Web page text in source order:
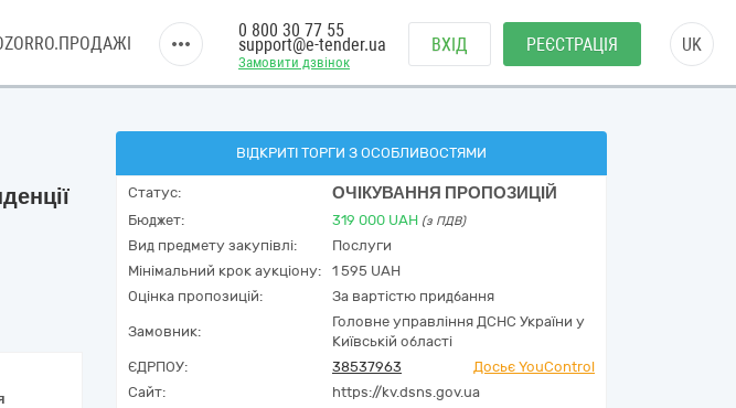
Замовити дзвінок
0 800 30 77 55
support@e-tender.ua ВХІД РЕЄСТРАЦІЯ UK
ВІДКРИТІ ТОРГИ З ОСОБЛИВОСТЯМИ
Статус: ОЧІКУВАННЯ ПРОПОЗИЦІЙ
Бюджет: 319 000 UAH (з ПДВ)
Вид предмету закупівлі:
Послуги
Мінімальний крок аукціону:
1 595 UAH
Оцінка пропозицій:
За вартістю придбання
Замовник:
Головне управління ДСНС України у
Київській області
ЄДРПОУ:
38537963
Досьє YouControl
Сайт:
https://kv.dsns.gov.ua